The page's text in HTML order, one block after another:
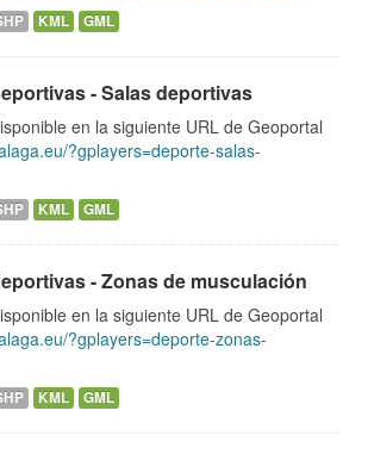
KML GML
- Salas deportivas
en la siguiente URL de Geoportal
?gplayers=deporte-salas-
KML GML
- Zonas de musculación
en la siguiente URL de Geoportal
?gplayers=deporte-zonas-
KML GML